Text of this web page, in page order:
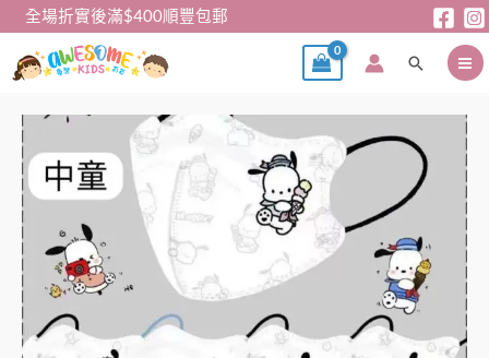
全場折實後滿$400順豐包郵
搜
童
口
童
罩